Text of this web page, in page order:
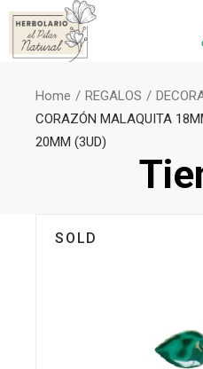
Home REGALOS
CORAZÓN MALAQUITA
20MM (3UD)
SOLD